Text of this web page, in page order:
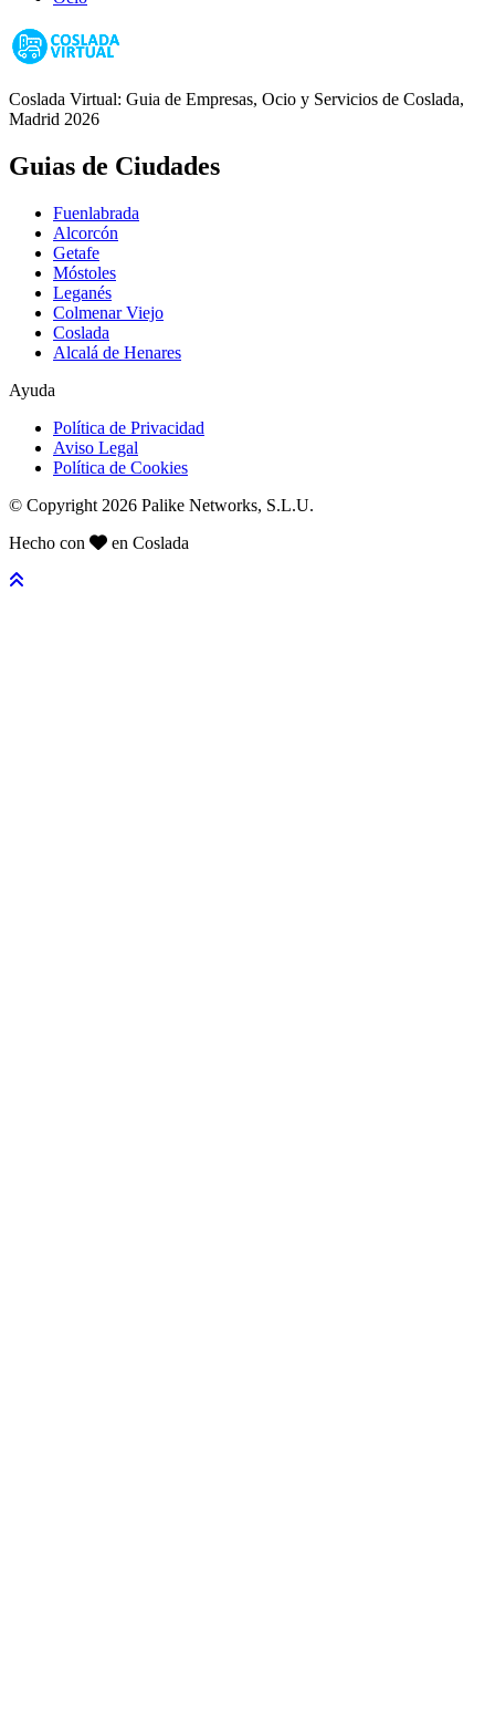
Coslada Virtual: Guia de Empresas, Ocio y Servicios de Coslada,
Madrid 2026
Guias de Ciudades
Fuenlabrada
Alcorcón
Getafe
Móstoles
Leganés
Colmenar Viejo
Coslada
Alcalá de Henares
Ayuda
Política de Privacidad
Aviso Legal
Política de Cookies
© Copyright 2026 Palike Networks, S.L.U.
Hecho con
en Coslada